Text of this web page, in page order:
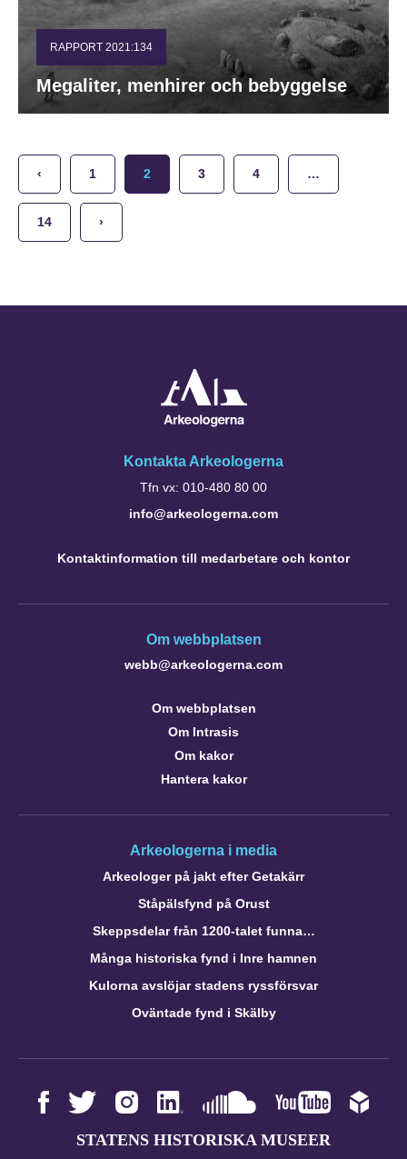
RAPPORT 2021:134
Megaliter, menhirer och bebyggelse
‹ 1 2 3 4 …
14 ›
Kontakta Arkeologerna
Tfn vx: 010-480 80 00
info@arkeologerna.com
Kontaktinformation till medarbetare och kontor
Om webbplatsen
webb@arkeologerna.com
Om webbplatsen
Om Intrasis
Om kakor
Hantera kakor
Arkeologerna i media
Arkeologer på jakt efter Getakärr
Ståpälsfynd på Orust
Skeppsdelar från 1200-talet funna…
Många historiska fynd i Inre hamnen
Kulorna avslöjar stadens ryssförsvar
Oväntade fynd i Skälby
STATENS HISTORISKA MUSEER